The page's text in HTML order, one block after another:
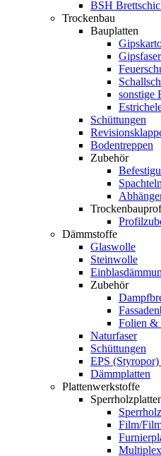
BSH
Trockenbau
Bauplatten
sonstige
Schüttungen
Bodentreppen
Zubehör
Dämmstoffe
Glaswolle
Steinwolle
Zubehör
Folien &
Naturfaser
Schüttungen
EPS
Dämmplatten
Plattenwerkstoffe
Sperrholz
Film/